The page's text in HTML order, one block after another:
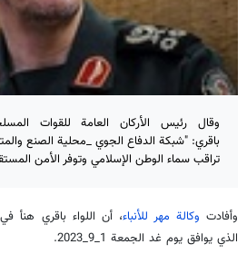
وقال رئيس الأركان العامة للقوات
باقري: "شبكة الدفاع الجوي _محلية الصنع
تراقب سماء الوطن الإسلامي وتوفر الأمن
وأفادت وكالة مهر للأنباء، أن اللواء باقري هنأ
الذي يوافق يوم غد الجمعة 1_9_2023.